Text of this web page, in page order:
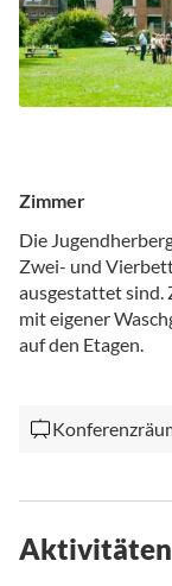
Zimmer
Die
Zwei- und
ausgestattet sind.
mit eigener
auf den Etagen.
Aktivitäten